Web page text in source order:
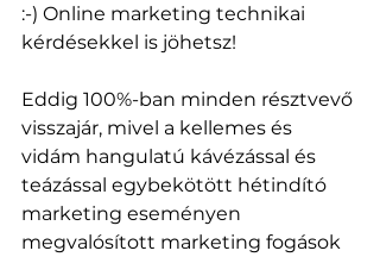
:-) Online marketing technikai
kérdésekkel is jöhetsz!
Eddig 100%-ban minden résztvevő
visszajár, mivel a kellemes és
vidám hangulatú kávézással és
teázással egybekötött hétindító
marketing eseményen
megvalósított marketing fogások